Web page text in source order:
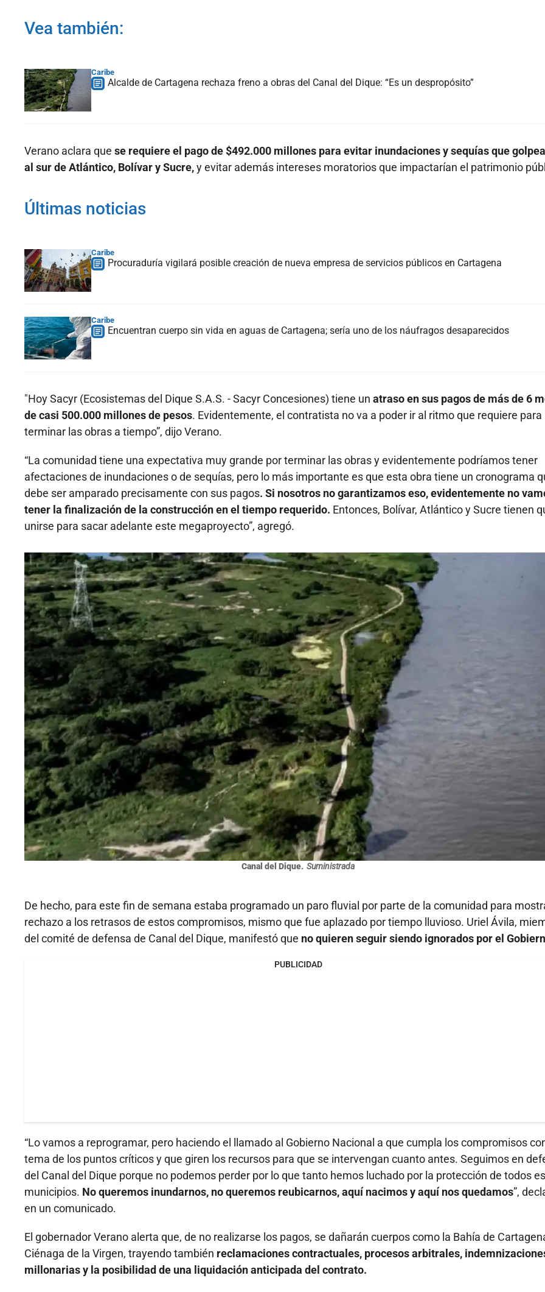
Vea también:
Caribe
Alcalde de Cartagena rechaza freno a obras del Canal del Dique: “Es un despropósito”
Verano aclara que se requiere el pago de $492.000 millones para evitar inundaciones y sequías que
al sur de Atlántico, Bolívar y Sucre,y evitar además intereses moratorios que impactarían el patrimonio
Últimas noticias
Caribe
Procuraduría vigilará posible creación de nueva empresa de servicios públicos en Cartagena
Caribe
Encuentran cuerpo sin vida en aguas de Cartagena; sería uno de los náufragos desaparecidos
"Hoy Sacyr (Ecosistemas del Dique S.A.S. - Sacyr Concesiones) tiene un atraso en sus pagos de más de 6
de casi 500.000 millones de pesos. Evidentemente, el contratista no va a poder ir al ritmo que requiere para
terminar las obras a tiempo”, dijo Verano.
“La comunidad tiene una expectativa muy grande por terminar las obras y evidentemente podríamos tener
afectaciones de inundaciones o de sequías, pero lo más importante es que esta obra tiene un cronograma
debe ser amparado precisamente con sus pagos. Si nosotros no garantizamos eso, evidentemente no
tener la finalización de la construcción en el tiempo requerido. Entonces, Bolívar, Atlántico y Sucre tienen
unirse para sacar adelante este megaproyecto”, agregó.
Canal del Dique. Suministrada
De hecho, para este fin de semana estaba programado un paro fluvial por parte de la comunidad para
rechazo a los retrasos de estos compromisos, mismo que fue aplazado por tiempo lluvioso. Uriel Ávila,
del comité de defensa de Canal del Dique, manifestó que no quieren seguir siendo ignorados por el
PUBLICIDAD
“Lo vamos a reprogramar, pero haciendo el llamado al Gobierno Nacional a que cumpla los compromisos
tema de los puntos críticos y que giren los recursos para que se intervengan cuanto antes. Seguimos en
del Canal del Dique porque no podemos perder por lo que tanto hemos luchado por la protección de todos
municipios. No queremos inundarnos, no queremos reubicarnos, aquí nacimos y aquí nos quedamos”,
en un comunicado.
El gobernador Verano alerta que, de no realizarse los pagos, se dañarán cuerpos como la Bahía de
Ciénaga de la Virgen, trayendo también reclamaciones contractuales, procesos arbitrales,
millonarias y la posibilidad de una liquidación anticipada del contrato.